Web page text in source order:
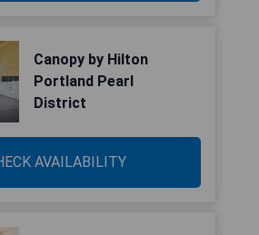
Canopy by Hilton
Portland Pearl
District
AVAILABILITY